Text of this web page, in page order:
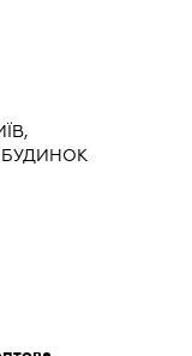
БУДИНОК